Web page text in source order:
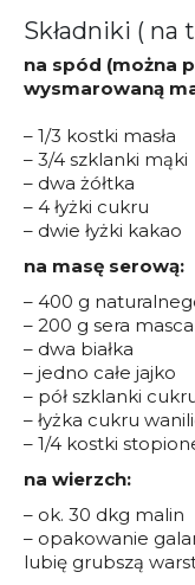
Składniki (
na spód (można
wysmarowaną
– 1/3 kostki masła
– 3/4 szklanki mąki
– dwa żółtka
– 4 łyżki cukru
– dwie łyżki kakao
na masę serową:
– 400 g
– 200 g sera
– dwa białka
– jedno całe jajko
– pół szklanki
– łyżka cukru
– 1/4 kostki
na wierzch:
– ok. 30 dkg malin
– opakowanie
lubię grubszą